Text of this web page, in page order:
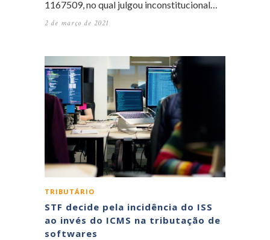
1167509, no qual julgou inconstitucional…
2 de março de 2021
TRIBUTÁRIO
STF decide pela incidência do ISS
ao invés do ICMS na tributação de
softwares